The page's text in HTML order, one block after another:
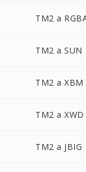
TM2 a
TM2 a SUN
TM2 a XBM
TM2 a XWD
TM2 a JBIG